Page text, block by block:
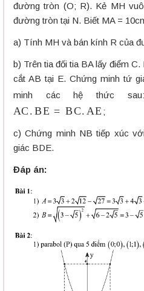
đường tròn (O; R). Kẻ MH
đường tròn tại N. Biết MA =
a) Tính MH và bán kính R của
b) Trên tia đối tia BA lấy điểm
cắt AB tại E. Chứng minh tứ
minh các hệ thức
A C BE= C.AE ;
c) Chứng minh NB tiếp xúc
giác BDE.
Đáp án: